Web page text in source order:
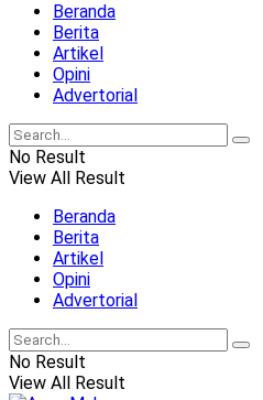
Beranda
Berita
Artikel
Opini
Advertorial
No Result
View All Result
Beranda
Berita
Artikel
Opini
Advertorial
No Result
View All Result